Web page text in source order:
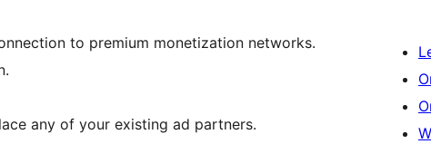
to premium monetization networks.
any of your existing ad partners.